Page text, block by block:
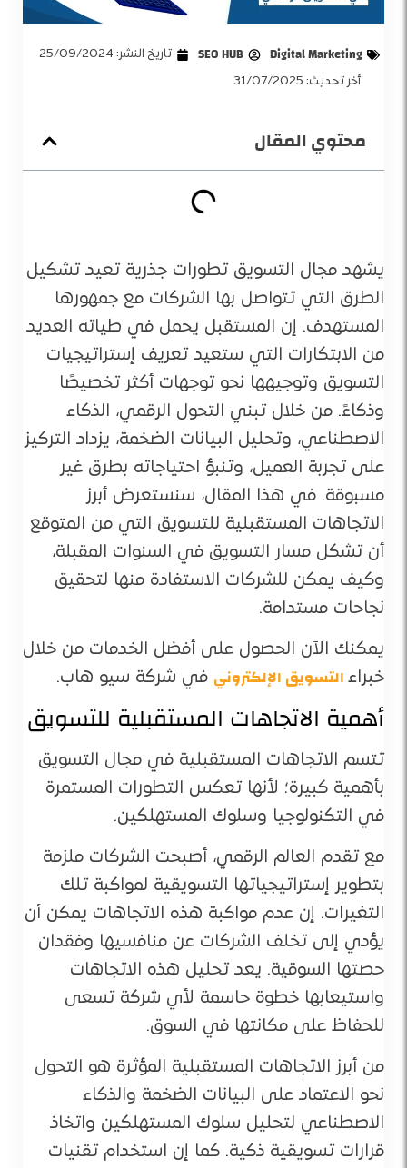
Digital Marketing
SEO HUB تاريخ النشر: 25/09/2024
أخر تحديث: 31/07/2025
محتوي المقال
يشهد مجال التسويق تطورات جذرية تعيد تشكيل
الطرق التي تتواصل بها الشركات مع جمهورها
المستهدف. إن المستقبل يحمل في طياته العديد
من الابتكارات التي ستعيد تعريف إستراتيجيات
التسويق وتوجيهها نحو توجهات أكثر تخصيصًا
وذكاءً. من خلال تبني التحول الرقمي، الذكاء
الاصطناعي، وتحليل البيانات الضخمة، يزداد التركيز
على تجربة العميل، وتنبؤ احتياجاته بطرق غير
مسبوقة. في هذا المقال، سنستعرض أبرز
الاتجاهات المستقبلية للتسويق التي من المتوقع
أن تشكل مسار التسويق في السنوات المقبلة،
وكيف يمكن للشركات الاستفادة منها لتحقيق
نجاحات مستدامة.
يمكنك الآن الحصول على أفضل الخدمات من خلال
خبراء التسويق الإلكتروني في شركة سيو هاب.
أهمية الاتجاهات المستقبلية للتسويق
تتسم الاتجاهات المستقبلية في مجال التسويق
بأهمية كبيرة؛ لأنها تعكس التطورات المستمرة
في التكنولوجيا وسلوك المستهلكين.
مع تقدم العالم الرقمي، أصبحت الشركات ملزمة
بتطوير إستراتيجياتها التسويقية لمواكبة تلك
التغيرات. إن عدم مواكبة هذه الاتجاهات يمكن أن
يؤدي إلى تخلف الشركات عن منافسيها وفقدان
حصتها السوقية. يعد تحليل هذه الاتجاهات
واستيعابها خطوة حاسمة لأي شركة تسعى
للحفاظ على مكانتها في السوق.
من أبرز الاتجاهات المستقبلية المؤثرة هو التحول
نحو الاعتماد على البيانات الضخمة والذكاء
الاصطناعي لتحليل سلوك المستهلكين واتخاذ
قرارات تسويقية ذكية. كما إن استخدام تقنيات